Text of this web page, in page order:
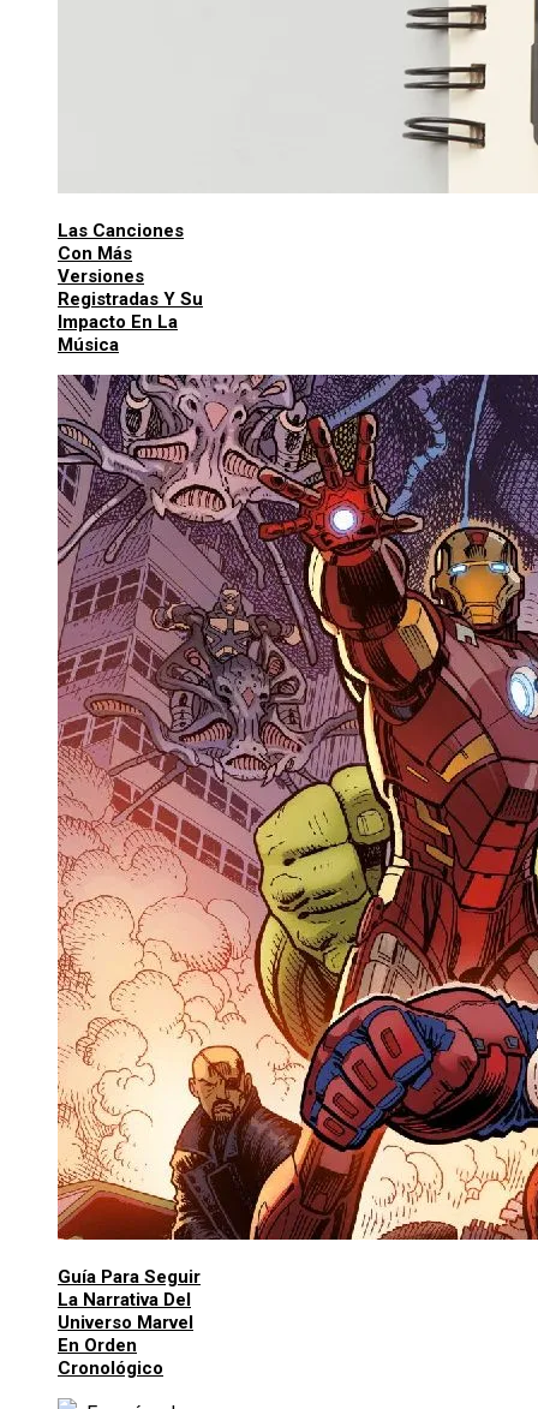
Las Canciones
Con Más
Versiones
Registradas Y Su
Impacto En La
Música
Guía Para Seguir
La Narrativa Del
Universo Marvel
En Orden
Cronológico